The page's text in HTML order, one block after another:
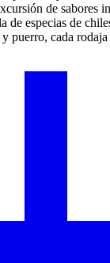
de sabores
de especias de
puerro, cada